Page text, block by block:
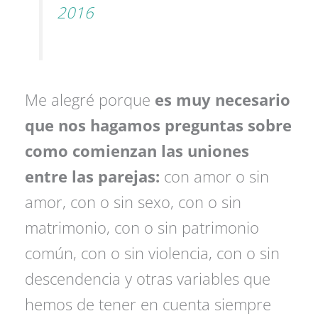
2016
Me alegré porque es muy necesario
que nos hagamos preguntas sobre
como comienzan las uniones
entre las parejas: con amor o sin
amor, con o sin sexo, con o sin
matrimonio, con o sin patrimonio
común, con o sin violencia, con o sin
descendencia y otras variables que
hemos de tener en cuenta siempre